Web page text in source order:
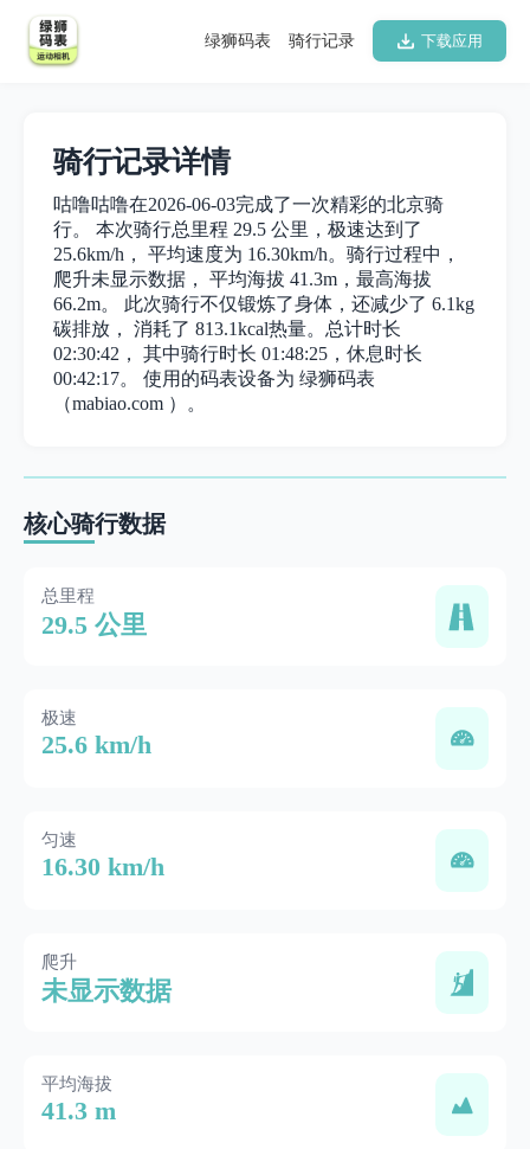
下载应用
骑行记录
绿狮码表
骑行记录详情
咕噜咕噜在2026-06-03完成了一次精彩的北京骑
行。 本次骑行总里程 29.5 公里，极速达到了
25.6km/h， 平均速度为 16.30km/h。骑行过程中，
爬升未显示数据， 平均海拔 41.3m，最高海拔
66.2m。 此次骑行不仅锻炼了身体，还减少了 6.1kg
碳排放， 消耗了 813.1kcal热量。总计时长
02:30:42， 其中骑行时长 01:48:25，休息时长
00:42:17。 使用的码表设备为 绿狮码表
（mabiao.com ）。
核心骑行数据
总里程
29.5 公里
极速
25.6 km/h
匀速
16.30 km/h
爬升
未显示数据
平均海拔
41.3 m